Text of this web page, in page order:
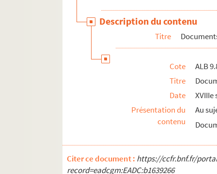
Description du contenu
Titre
Cote
ALB
Titre
Date
XVIIIe
Présentation du
contenu
Au
Citer ce document : https://ccfr.bnf.fr/
record=eadcgm:EADC:b1639266